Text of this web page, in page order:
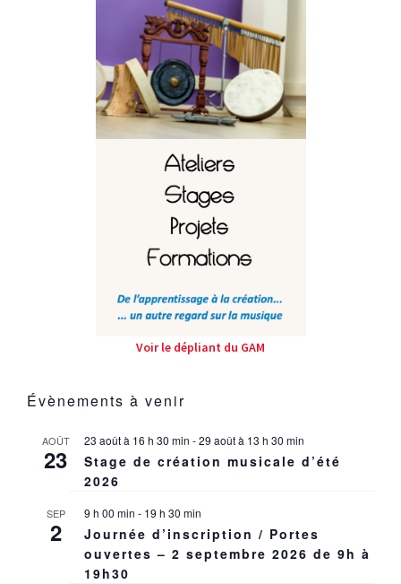
Voir le dépliant du GAM
Évènements à venir
AOÛT
23
23 août à 16 h 30 min -29 août à 13 h 30 min
Stage de création musicale d’été
2026
SEP
2
9 h 00 min - 19 h 30 min
Journée d’inscription / Portes
ouvertes – 2 septembre 2026 de 9h à
19h30